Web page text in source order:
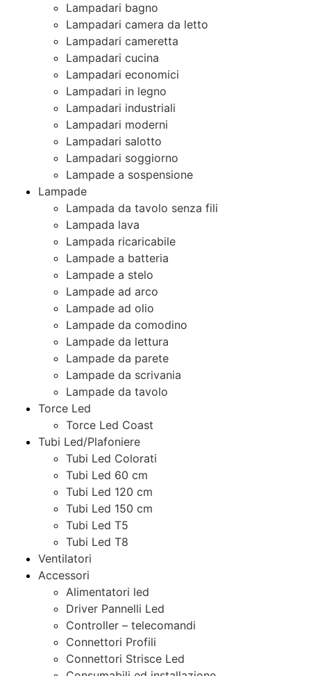
Lampadari bagno
Lampadari camera da letto
Lampadari cameretta
Lampadari cucina
Lampadari economici
Lampadari in legno
Lampadari industriali
Lampadari moderni
Lampadari salotto
Lampadari soggiorno
Lampade a sospensione
Lampade
Lampada da tavolo senza fili
Lampada lava
Lampada ricaricabile
Lampade a batteria
Lampade a stelo
Lampade ad arco
Lampade ad olio
Lampade da comodino
Lampade da lettura
Lampade da parete
Lampade da scrivania
Lampade da tavolo
Torce Led
Torce Led Coast
Tubi Led/Plafoniere
Tubi Led Colorati
Tubi Led 60 cm
Tubi Led 120 cm
Tubi Led 150 cm
Tubi Led T5
Tubi Led T8
Ventilatori
Accessori
Alimentatori led
Driver Pannelli Led
Controller – telecomandi
Connettori Profili
Connettori Strisce Led